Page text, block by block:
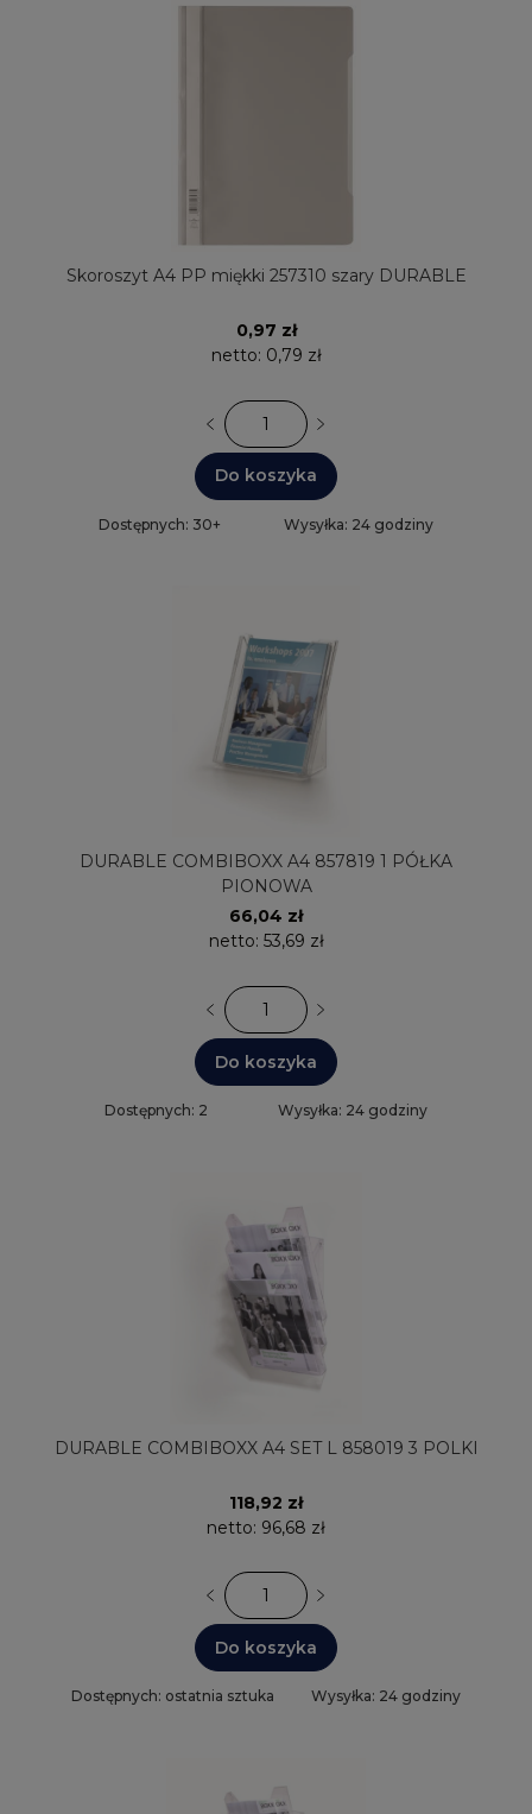
Skoroszyt A4 PP miękki 257310 szary DURABLE
0,97 zł
netto: 0,79 zł
Do koszyka
Dostępnych: 30+ Wysyłka: 24 godziny
DURABLE COMBIBOXX A4 857819 1 PÓŁKA
PIONOWA
66,04 zł
netto: 53,69 zł
Do koszyka
Dostępnych: 2 Wysyłka: 24 godziny
DURABLE COMBIBOXX A4 SET L 858019 3 POLKI
118,92 zł
netto: 96,68 zł
Do koszyka
Dostępnych: ostatnia sztuka Wysyłka: 24 godziny